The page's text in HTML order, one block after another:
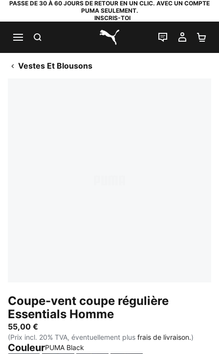
PASSE DE 30 À 60 JOURS DE RETOUR EN UN CLIC. AVEC UN COMPTE
PUMA SEULEMENT.
INSCRIS-TOI
PUMA.com
LIVE CHAT
MON
Vestes Et Blousons
Coupe-vent coupe régulière
Essentials Homme
55,00 €
(Prix incl. 20% TVA, éventuellement plus frais de livraison.)
CouleurPUMA Black